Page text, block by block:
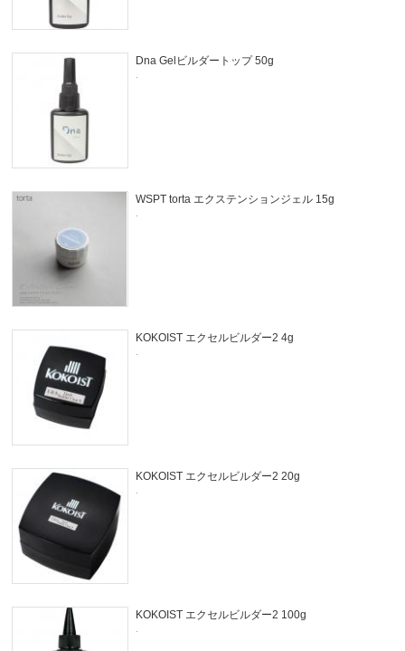
Dna Gelビルダートップ 50g
.
WSPT torta エクステンションジェル 15g
.
KOKOIST エクセルビルダー2 4g
.
KOKOIST エクセルビルダー2 20g
.
KOKOIST エクセルビルダー2 100g
.